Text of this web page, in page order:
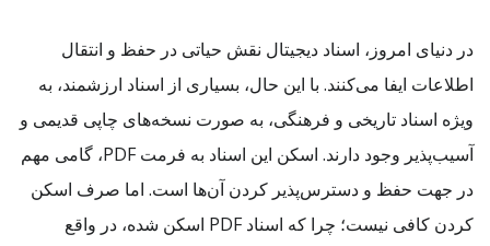
در دنیای امروز، اسناد دیجیتال نقش حیاتی در حفظ و انتقال
اطلاعات ایفا می‌کنند. با این حال، بسیاری از اسناد ارزشمند، به
ویژه اسناد تاریخی و فرهنگی، به صورت نسخه‌های چاپی قدیمی و
آسیب‌پذیر وجود دارند. اسکن این اسناد به فرمت PDF، گامی مهم
در جهت حفظ و دسترس‌پذیر کردن آن‌ها است. اما صرف اسکن
کردن کافی نیست؛ چرا که اسناد PDF اسکن شده، در واقع